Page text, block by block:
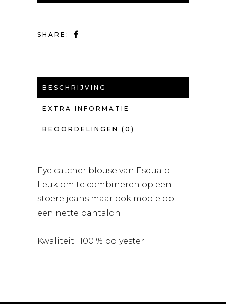
SHARE:
BESCHRIJVING
EXTRA INFORMATIE
BEOORDELINGEN (0)
Eye catcher blouse van Esqualo
Leuk om te combineren op een
stoere jeans maar ook mooie op
een nette pantalon
Kwaliteit : 100 % polyester